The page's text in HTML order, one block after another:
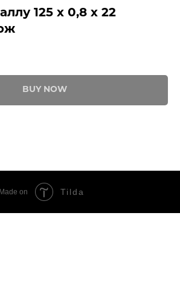
125 х 0,8 х 22
BUY NOW
Made on Tilda